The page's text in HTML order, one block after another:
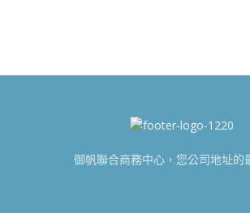
御帆聯合商務中心，您公司地址的